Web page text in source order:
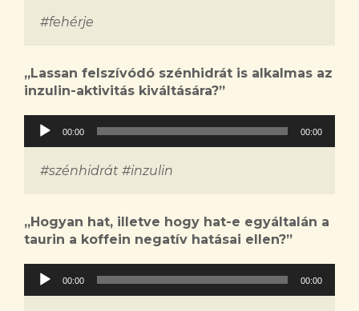
#fehérje
„Lassan felszívódó szénhidrát is alkalmas az
inzulin-aktivitás kiváltására?”
Audió
lejátszó
00:00 00:00
#szénhidrát #inzulin
„Hogyan hat, illetve hogy hat-e egyáltalán a
taurin a koffein negatív hatásai ellen?”
Audió
lejátszó
00:00 00:00